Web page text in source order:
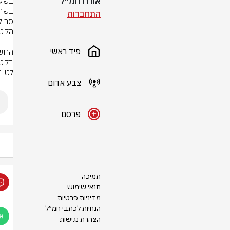
התחברות
פיד ראשי
צבע אדום
פרסם
תמיכה
תנאי שימוש
מדיניות פרטיות
הנחיות לכתבי חמ״ל
הצהרת נגישות